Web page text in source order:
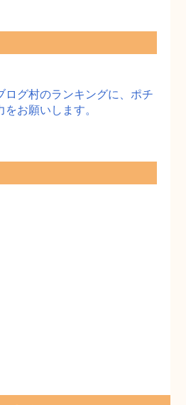
ログ村のランキングに、ポチ
をお願いします。